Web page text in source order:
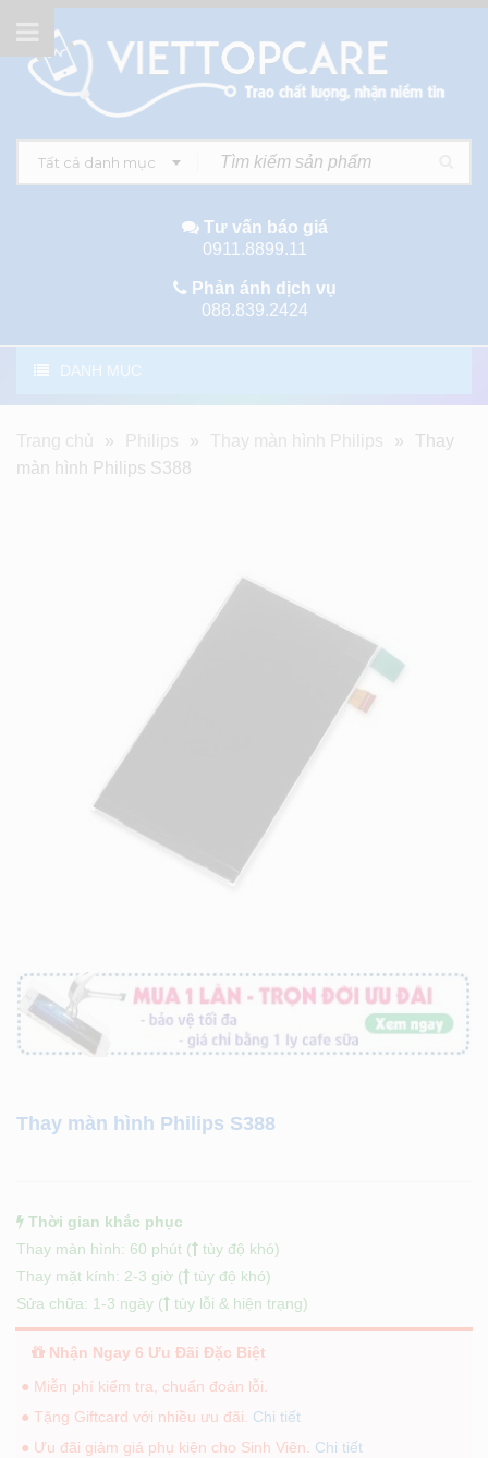
Tất cả danh mục
Tư vấn báo giá
0911.8899.11
Phản ánh dịch vụ
088.839.2424
DANH MỤC
Trang chủ » Philips » Thay màn hình Philips »
Thay
màn hình Philips S388
Thay màn hình Philips S388
Thời gian khắc phục
Thay màn hình: 60 phút (
tùy độ khó)
Thay mặt kính: 2-3 giờ (
tùy độ khó)
Sửa chữa: 1-3 ngày (
tùy lỗi & hiện trạng)
Nhận Ngay 6 Ưu Đãi Đặc Biệt
● Miễn phí kiểm tra, chuẩn đoán lỗi.
● Tặng Giftcard với nhiều ưu đãi. Chi tiết
● Ưu đãi giảm giá phụ kiện cho Sinh Viên. Chi tiết